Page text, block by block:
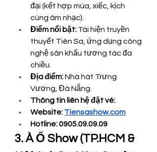
đại (kết hợp múa, xiếc, kịch
cùng âm nhạc).
Điểm nổi bật: Tái hiện truyền
thuyết Tiên Sa, ứng dụng công
nghệ sân khấu tương tác đa
chiều.
Địa điểm: Nhà hát Trưng
Vương, Đà Nẵng.
Thông tin liên hệ đặt vé:
Website: Tiensashow.com
Hotline: 0905.09.09.09
3. À Ố Show (TP.HCM &